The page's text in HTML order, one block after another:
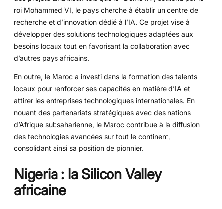
roi Mohammed VI, le pays cherche à établir un centre de
recherche et d’innovation dédié à l’IA. Ce projet vise à
développer des solutions technologiques adaptées aux
besoins locaux tout en favorisant la collaboration avec
d’autres pays africains.
En outre, le Maroc a investi dans la formation des talents
locaux pour renforcer ses capacités en matière d’IA et
attirer les entreprises technologiques internationales. En
nouant des partenariats stratégiques avec des nations
d’Afrique subsaharienne, le Maroc contribue à la diffusion
des technologies avancées sur tout le continent,
consolidant ainsi sa position de pionnier.
Nigeria : la Silicon Valley
africaine